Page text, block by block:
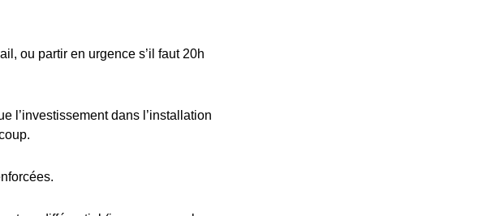
ou partir en urgence s’il faut 20h
l’investissement dans l’installation